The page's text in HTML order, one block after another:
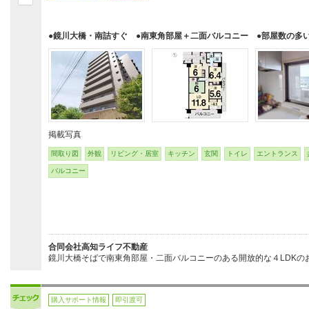
●鏡川大橋・南詰すぐ ●南東角部屋＋二面バルコニー ●部屋数の多
掲載写真
間取り図 外観 リビング・居室 キッチン 玄関 トイレ エントランス
バルコニー
合同会社高知ライフ不動産
鏡川大橋そばで南東角部屋・二面バルコニーのある開放的な４LDK
購入サポート情報 即引渡可